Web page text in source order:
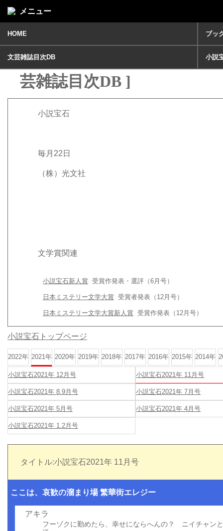
メニュー
HOME ブッ
文芸雑誌目次DB 小説
小説宝石2021年 11月号 [ 文
芸雑誌目次DB ]
小説宝石
毎月22日
（株）光文社
文学賞関連
小説宝石新人賞 受賞作発表・選評（6月号）
日本ミステリー文学大賞 受賞者発表（12月号）
日本ミステリー文学大賞新人賞 受賞作発表（12月号）
小説宝石トップページ
2022年 2021年 2020年 2019年 2018年 2017年 2016年 2015年 2014年
小説宝石2021年 12月号 小説宝石2021年 11月号
小説宝石2021年 8.9月号 小説宝石2021年 7月号
小説宝石2021年 5月号 小説宝石2021年 4月号
小説宝石2021年 1.2月号
タイトル:小説宝石2021年 11月号
ここは、哀歓の溜まり場 繁華街エレジー
アキラ
フーゾクに勤めたら、幸せにならへんの？ ニイチャン